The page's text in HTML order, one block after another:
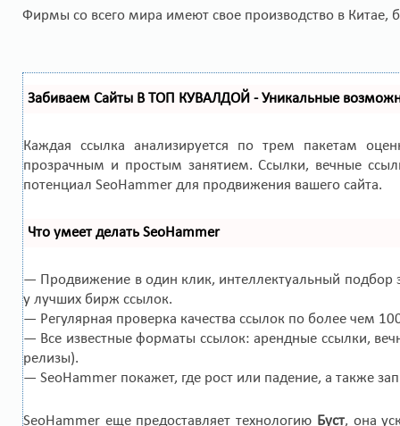
Фирмы со всего мира имеют свое производство в Китае,
Забиваем Сайты В ТОП КУВАЛДОЙ - Уникальные
Каждая ссылка анализируется по трем пакетам
прозрачным и простым занятием. Ссылки, вечные
потенциал SeoHammer для продвижения вашего сайта.
Что умеет делать SeoHammer
— Продвижение в один клик, интеллектуальный подбор
у лучших бирж ссылок.
— Регулярная проверка качества ссылок по более чем
— Все известные форматы ссылок: арендные ссылки,
релизы).
— SeoHammer покажет, где рост или падение, а также
SeoHammer еще предоставляет технологию Буст, она